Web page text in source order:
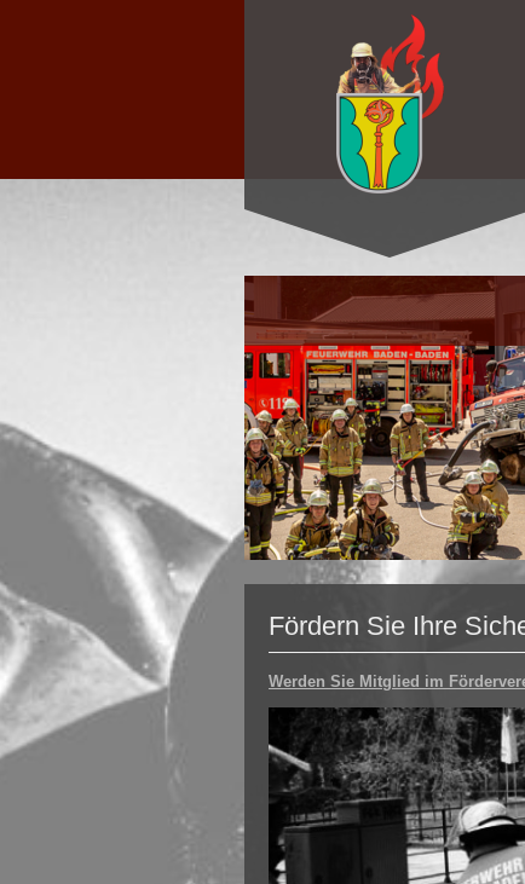
Fördern Sie Ihre
Werden Sie Mitglied im